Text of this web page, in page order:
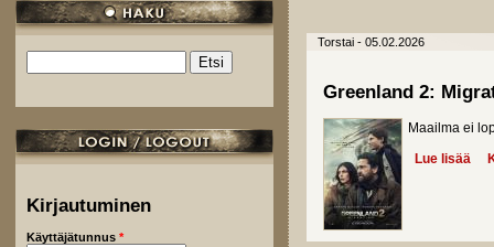
Hakulomake
Kirjautuminen
Käyttäjätunnus *
Torstai - 05.02.2026
Greenland 2:
Maailma ei
Lue lisää